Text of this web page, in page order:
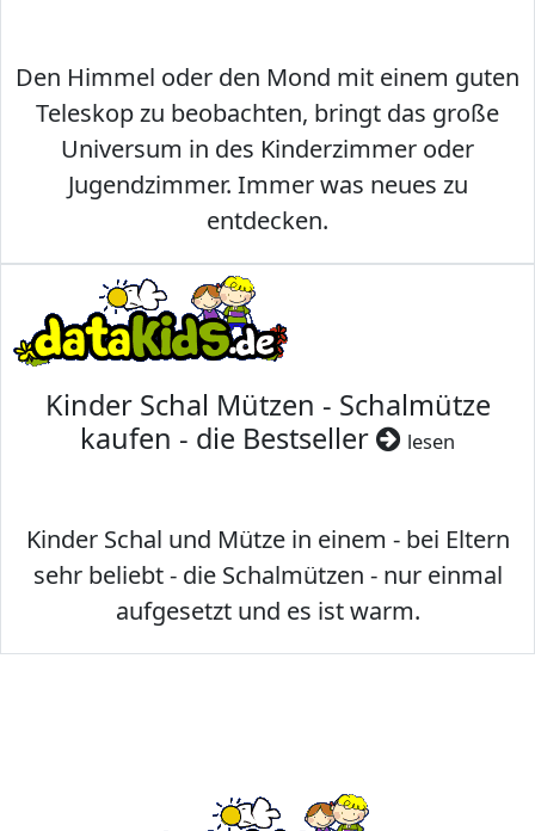
Den Himmel oder den Mond mit einem guten
Teleskop zu beobachten, bringt das große
Universum in des Kinderzimmer oder
Jugendzimmer. Immer was neues zu
entdecken.
Kinder Schal Mützen - Schalmütze
kaufen - die Bestseller
lesen
Kinder Schal und Mütze in einem - bei Eltern
sehr beliebt - die Schalmützen - nur einmal
aufgesetzt und es ist warm.